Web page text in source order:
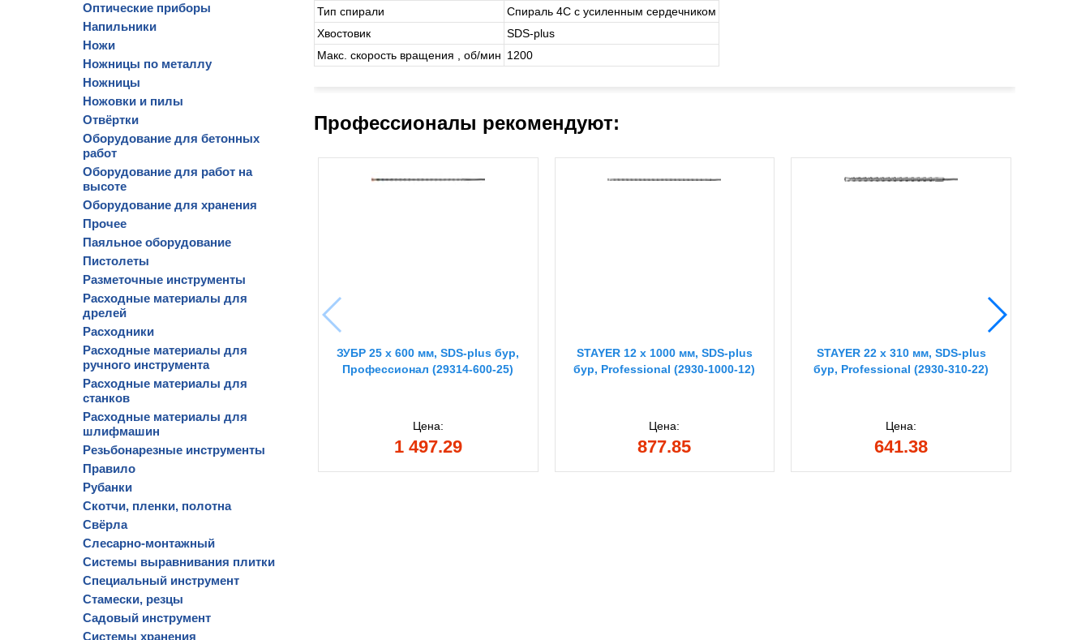
Оптические приборы
Напильники
Ножи
Ножницы по металлу
Ножницы
Ножовки и пилы
Отвёртки
Оборудование для бетонных
работ
Оборудование для работ на
высоте
Оборудование для хранения
Прочее
Паяльное оборудование
Пистолеты
Разметочные инструменты
Расходные материалы для
дрелей
Расходники
Расходные материалы для
ручного инструмента
Расходные материалы для
станков
Расходные материалы для
шлифмашин
Резьбонарезные инструменты
Правило
Рубанки
Скотчи, пленки, полотна
Свёрла
Слесарно-монтажный
Системы выравнивания плитки
Специальный инструмент
Стамески, резцы
Садовый инструмент
Системы хранения
Тип спирали
Спираль 4С с усиленным сердечником
Хвостовик
SDS-plus
Макс. скорость вращения , об/мин 1200
Профессионалы рекомендуют:
ЗУБР 25 x 600 мм, SDS-plus бур,
Профессионал (29314-600-25)
Цена:
1 497.29
STAYER 12 x 1000 мм, SDS-plus
бур, Professional (2930-1000-12)
Цена:
877.85
STAYER 22 x 310 мм, SDS-plus
бур, Professional (2930-310-22)
Цена:
641.38